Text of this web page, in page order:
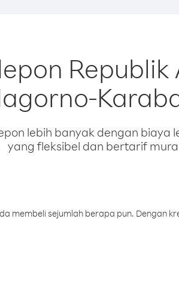
lebih banyak dengan biaya
yang fleksibel dan bertarif
membeli sejumlah berapa pun. Dengan